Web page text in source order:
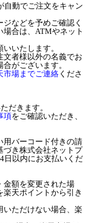
自動でご注文をキャン
などを予めご確認く
合は、ATMやネット
いたします。
者様以外の名義でお
がございます。
市場までご連絡 くださ
だきます。
項をご確認いただき、
用バーコード付きの請
づき株式会社ネットプ
日以内にお支払いくだ
金額を変更された場
天ポイントから引き
いただけない場合、楽